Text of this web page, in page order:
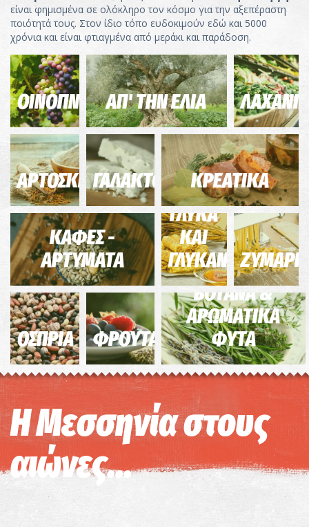
είναι φημισμένα σε ολόκληρο τον κόσμο για την αξεπέραστη
ποιότητά τους. Στον ίδιο τόπο ευδοκιμούν εδώ και 5000
χρόνια και είναι φτιαγμένα από μεράκι και παράδοση.
ΟΙΝΟΠΝΕΥΜΑΤΩΔΗ
ΑΠ' ΤΗΝ ΕΛΙΑ
ΑΡΤΟΣΚΕΥΑΣΜΑΤΑΓΑΛΑΚΤΟΚΟΜΙΚΑΚΡΕΑΤΙΚΑ
ΚΑΦΕΣ -
ΑΡΤΥΜΑΤΑ
ΓΛΥΚΑ
ΚΑΙ
ΓΛΥΚΑΝΤΙΚΑ
ΟΣΠΡΙΑ ΦΡΟΥΤΑ
ΒΟΤΑΝΑ &
ΑΡΩΜΑΤΙΚΑ
ΦΥΤΑ
Η Μεσσηνία στους
αιώνες...